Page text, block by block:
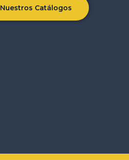
Nuestros Catálogos